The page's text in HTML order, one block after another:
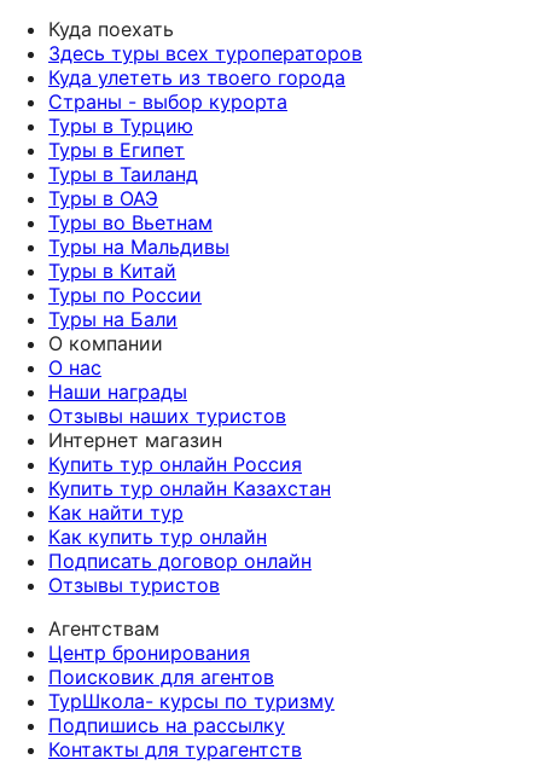
Куда поехать
Здесь туры всех туроператоров
Куда улететь из твоего города
Страны - выбор курорта
Туры в Турцию
Туры в Египет
Туры в Таиланд
Туры в ОАЭ
Туры во Вьетнам
Туры на Мальдивы
Туры в Китай
Туры по России
Туры на Бали
О компании
О нас
Наши награды
Отзывы наших туристов
Интернет магазин
Купить тур онлайн Россия
Купить тур онлайн Казахстан
Как найти тур
Как купить тур онлайн
Подписать договор онлайн
Отзывы туристов
Агентствам
Центр бронирования
Поисковик для агентов
ТурШкола- курсы по туризму
Подпишись на рассылку
Контакты для турагентств